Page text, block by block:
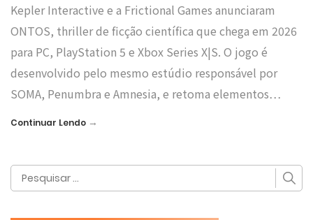
Kepler Interactive e a Frictional Games anunciaram
ONTOS, thriller de ficção científica que chega em 2026
para PC, PlayStation 5 e Xbox Series X|S. O jogo é
desenvolvido pelo mesmo estúdio responsável por
SOMA, Penumbra e Amnesia, e retoma elementos…
Continuar Lendo →